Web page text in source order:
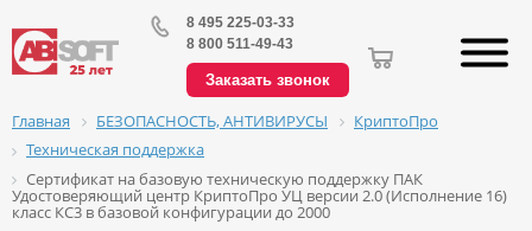
8 495 225-03-33
8 800 511-49-43
Заказать звонок
Главная БЕЗОПАСНОСТЬ, АНТИВИРУСЫ
КриптоПро
Техническая поддержка
Сертификат на базовую техническую поддержку ПАК
Удостоверяющий центр КриптоПро УЦ версии 2.0 (Исполнение 16)
класс КС3 в базовой конфигурации до 2000